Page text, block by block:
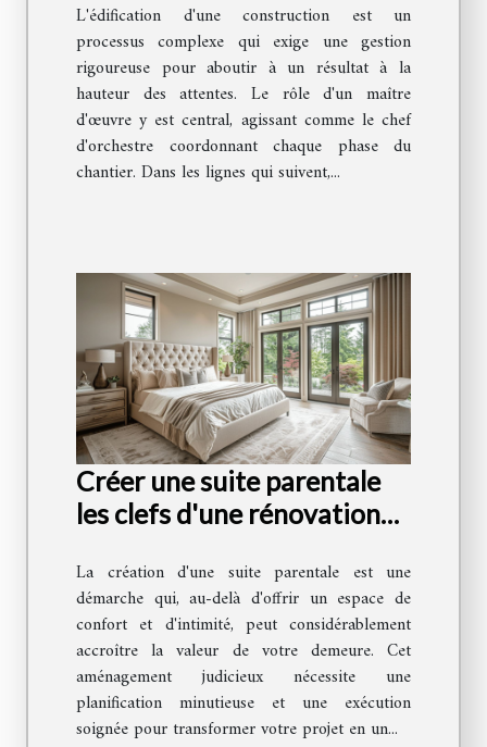
construction
L'édification d'une construction est un
processus complexe qui exige une gestion
rigoureuse pour aboutir à un résultat à la
hauteur des attentes. Le rôle d'un maître
d'œuvre y est central, agissant comme le chef
d'orchestre coordonnant chaque phase du
chantier. Dans les lignes qui suivent,...
Créer une suite parentale
les clefs d'une rénovation
valeur à votre maison
La création d'une suite parentale est une
démarche qui, au-delà d'offrir un espace de
confort et d'intimité, peut considérablement
accroître la valeur de votre demeure. Cet
aménagement judicieux nécessite une
planification minutieuse et une exécution
soignée pour transformer votre projet en un...